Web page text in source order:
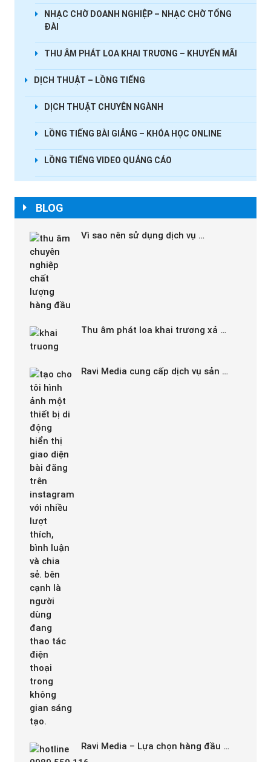
NHẠC CHỜ DOANH NGHIỆP – NHẠC CHỜ TỔNG
ĐÀI
THU ÂM PHÁT LOA KHAI TRƯƠNG – KHUYẾN MÃI
DỊCH THUẬT – LỒNG TIẾNG
DỊCH THUẬT CHUYÊN NGÀNH
LỒNG TIẾNG BÀI GIẢNG – KHÓA HỌC ONLINE
LỒNG TIẾNG VIDEO QUẢNG CÁO
BLOG
Vì sao nên sử dụng dịch vụ …
Thu âm phát loa khai trương xả …
Ravi Media cung cấp dịch vụ sản …
Ravi Media – Lựa chọn hàng đầu …